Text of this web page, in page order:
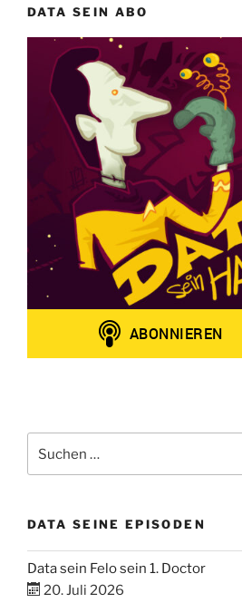
DATA SEIN ABO
nach:
DATA SEINE EPISODEN
Data sein Felo sein 1. Doctor
20. Juli 2026